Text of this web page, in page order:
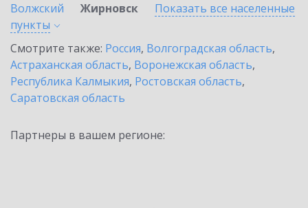
Волжский
Жирновск
Показать все населенные
пункты
Смотрите также: Россия, Волгоградская область,
Астраханская область, Воронежская область,
Республика Калмыкия, Ростовская область,
Саратовская область
Партнеры в вашем регионе: